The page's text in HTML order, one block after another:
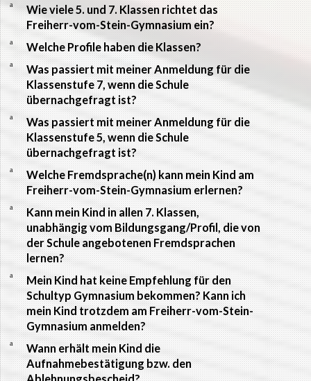
a
Wie viele 5. und 7. Klassen richtet das
Freiherr-vom-Stein-Gymnasium ein?
a Welche Profile haben die Klassen?
a
Was passiert mit meiner Anmeldung für die
Klassenstufe 7, wenn die Schule
übernachgefragt ist?
a
Was passiert mit meiner Anmeldung für die
Klassenstufe 5, wenn die Schule
übernachgefragt ist?
a
Welche Fremdsprache(n) kann mein Kind am
Freiherr-vom-Stein-Gymnasium erlernen?
a
Kann mein Kind in allen 7. Klassen,
unabhängig vom Bildungsgang/Profil, die von
der Schule angebotenen Fremdsprachen
lernen?
a
Mein Kind hat keine Empfehlung für den
Schultyp Gymnasium bekommen? Kann ich
mein Kind trotzdem am Freiherr-vom-Stein-
Gymnasium anmelden?
a
Wann erhält mein Kind die
Aufnahmebestätigung bzw. den